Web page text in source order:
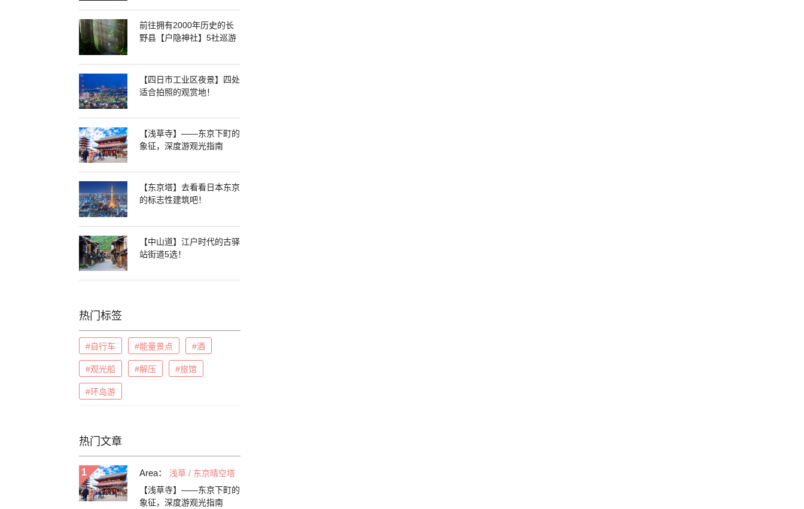
前往拥有2000年历史的长
野县【户隐神社】5社巡游
【四日市工业区夜景】四处
适合拍照的观赏地！
【浅草寺】——东京下町的
象征，深度游观光指南
【东京塔】去看看日本东京
的标志性建筑吧！
【中山道】江户时代的古驿
站街道5选！
热门标签
#自行车 #能量景点 #酒
#观光船 #解压 #旅馆
#环岛游
热门文章
Area：
浅草 / 东京晴空塔
【浅草寺】——东京下町的
象征，深度游观光指南